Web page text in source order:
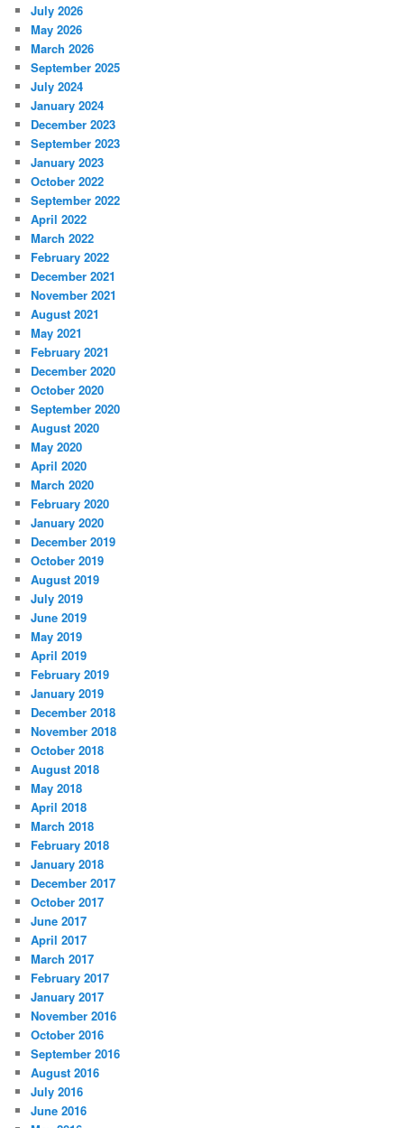
July 2026
May 2026
March 2026
September 2025
July 2024
January 2024
December 2023
September 2023
January 2023
October 2022
September 2022
April 2022
March 2022
February 2022
December 2021
November 2021
August 2021
May 2021
February 2021
December 2020
October 2020
September 2020
August 2020
May 2020
April 2020
March 2020
February 2020
January 2020
December 2019
October 2019
August 2019
July 2019
June 2019
May 2019
April 2019
February 2019
January 2019
December 2018
November 2018
October 2018
August 2018
May 2018
April 2018
March 2018
February 2018
January 2018
December 2017
October 2017
June 2017
April 2017
March 2017
February 2017
January 2017
November 2016
October 2016
September 2016
August 2016
July 2016
June 2016